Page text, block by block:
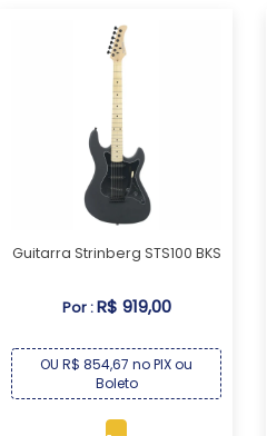
Guitarra Strinberg STS100 BKS
Por :R$ 919,00
OU R$ 854,67 no PIX ou
Boleto